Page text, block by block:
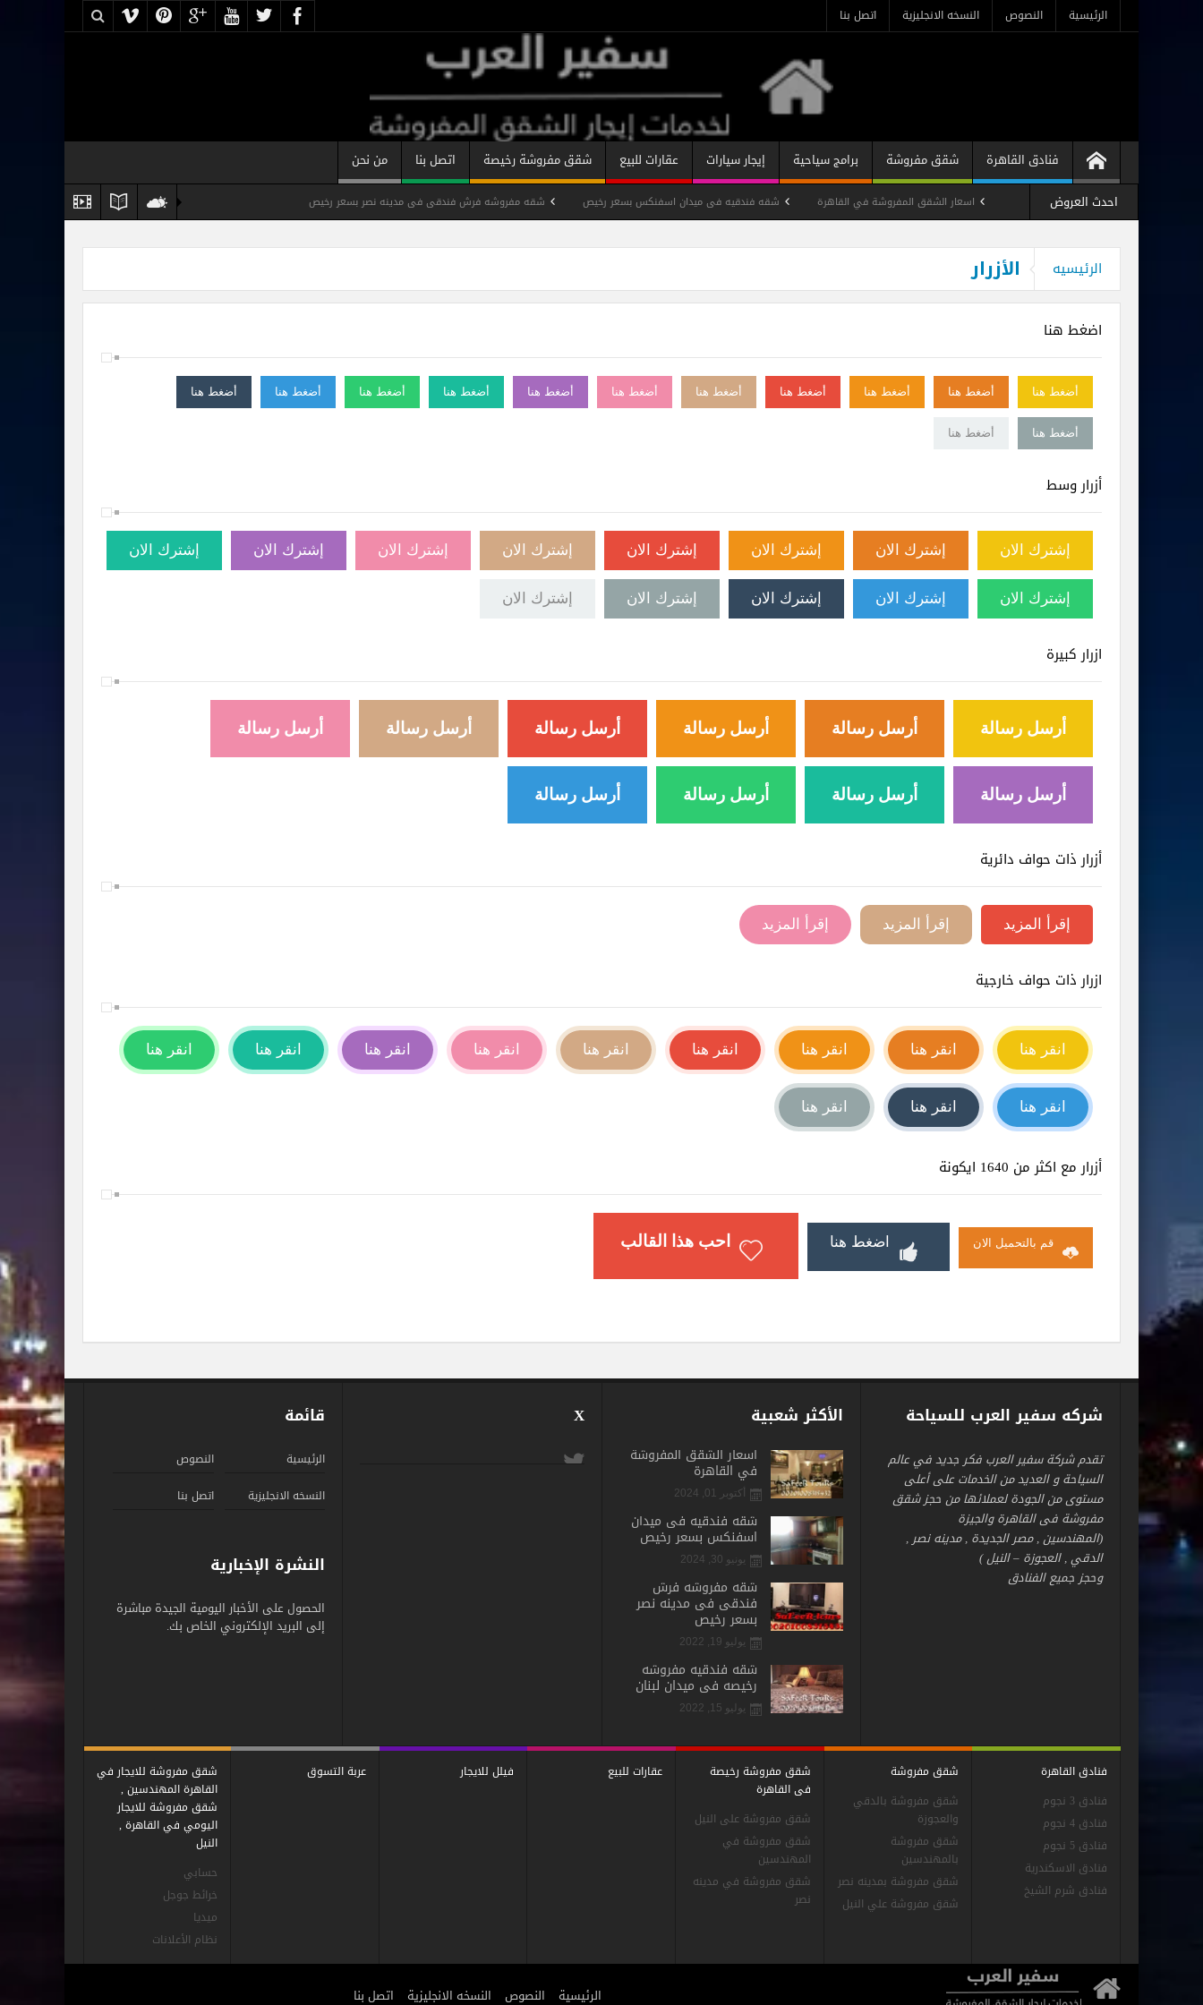
الرئيسية النصوص النسخه الانجليزية اتصل بنا
فنادق القاهرة شقق مفروشة برامج سياحية إيجار سيارات عقارات للبيع شقق مفروشة رخيصة اتصل بنا
من نحن
احدث العروض
اسعار الشقق المفروشة في القاهرة شقه فندقيه فى ميدان اسفنكس بسعر رخيص
شقه مفروشه فرش فندقى فى مدينه نصر بسعر رخيص
استوديو مفروش فندقي المهندسين
الرئيسيه الأزرار
اضغط هنا
أضغط هنا أضغط هنا أضغط هنا أضغط هنا أضغط هنا أضغط هنا أضغط هنا أضغط هنا أضغط هنا أضغط هنا أضغط هنا
أضغط هنا أضغط هنا
أزرار وسط
إشترك الان إشترك الان إشترك الان إشترك الان إشترك الان إشترك الان إشترك الان إشترك الان
إشترك الان إشترك الان إشترك الان إشترك الان إشترك الان
ازرار كبيرة
أرسل رسالة أرسل رسالة أرسل رسالة أرسل رسالة أرسل رسالة أرسل رسالة
أرسل رسالة أرسل رسالة أرسل رسالة أرسل رسالة
أزرار ذات حواف دائرية
إقرأ المزيد إقرأ المزيد إقرأ المزيد
ازرار ذات حواف خارجية
انقر هنا انقر هنا انقر هنا انقر هنا انقر هنا انقر هنا انقر هنا انقر هنا انقر هنا
انقر هنا انقر هنا انقر هنا
أزرار مع اكثر من 1640 ايكونة
قم بالتحميل الان اضغط هنا احب هذا القالب
شركه سفير العرب للسياحة
تقدم شركة سفير العرب فكر جديد في عالم
السياحة و العديد من الخدمات على أعلى
مستوى من الجودة لعملائها من حجز شقق
مفروشة فى القاهرة والجيزة
(المهندسين , مصر الجديدة , مدينه نصر ,
الدقي , العجوزة – النيل )
وحجز جميع الفنادق
الأكثر شعبية
اسعار الشقق المفروشة
في القاهرة
أكتوبر 01, 2024
شقه فندقيه فى ميدان
اسفنكس بسعر رخيص
يونيو 30, 2024
شقه مفروشه فرش
فندقى فى مدينه نصر
بسعر رخيص
يوليو 19, 2022
شقه فندقيه مفروشه
رخيصه فى ميدان لبنان
يوليو 15, 2022
X قائمة
الرئيسية
النصوص
النسخه الانجليزية
اتصل بنا
النشرة الإخبارية
الحصول على الأخبار اليومية الجيدة مباشرة
إلى البريد الإلكتروني الخاص بك.
فنادق القاهرة
فنادق 3 نجوم
فنادق 4 نجوم
فنادق 5 نجوم
فنادق الاسكندرية
فنادق شرم الشيخ
شقق مفروشة
شقق مفروشة بالدقي
والعجوزة
شقق مفروشة
بالمهندسين
شقق مفروشة بمدينه نصر
شقق مفروشة علي النيل
شقق مفروشة رخيصة
فى القاهرة
شقق مفروشة على النيل
شقق مفروشة في
المهندسين
شقق مفروشة في مدينه
نصر
عقارات للبيع فيلل للايجار عربة التسوق
شقق مفروشة للايجار في
القاهرة المهندسين ,
شقق مفروشة للايجار
اليومي في القاهرة ,
النيل
حسابي
خرائط جوجل
ميديا
نظام الأعلانات
الرئيسية النصوص النسخه الانجليزية اتصل بنا